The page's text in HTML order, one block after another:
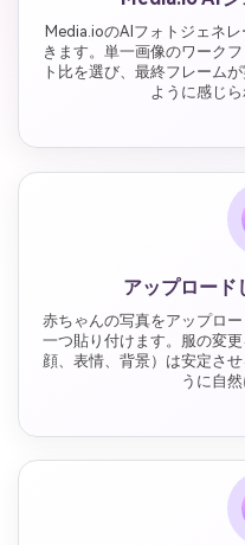
Media.ioのAIフォトジェネ
きます。単一画像のワーク
ト比を選び、最終フレーム
ように感じら
アップロード
赤ちゃんの写真をアップロ
一つ貼り付けます。服の変
顔、表情、背景）は安定さ
うに自然